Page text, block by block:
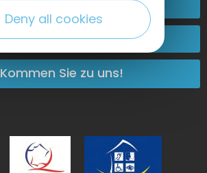
02 32 74 04 04
Kontakt
Kommen Sie zu uns!
Deny all cookies